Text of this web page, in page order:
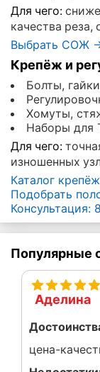
Для чего:
качества реза,
Выбрать СОЖ
Крепёж и
Болты,
Хомуты,
Наборы для
Для чего:
изношенных
Каталог
Подобрать
Популярные
Аделина
цена-